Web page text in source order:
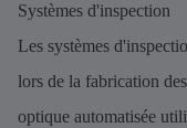
Systèmes d'inspection
Les systèmes
lors de la fabrication
optique automatisée